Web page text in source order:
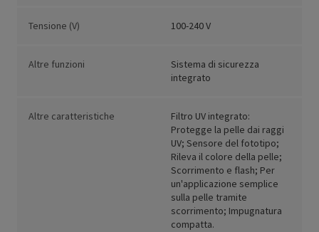
Tensione (V) 100-240 V
Altre funzioni
Sistema di sicurezza
integrato
Altre caratteristiche
Filtro UV integrato:
Protegge la pelle dai raggi
UV; Sensore del fototipo;
Rileva il colore della pelle;
Scorrimento e flash; Per
un'applicazione semplice
sulla pelle tramite
scorrimento; Impugnatura
compatta.